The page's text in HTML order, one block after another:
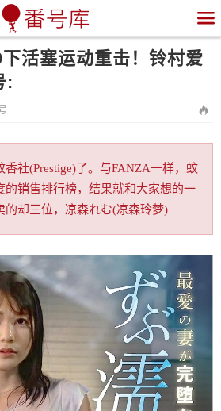

活塞运动重击！铃村爱
:

香社(Prestige)了。与FANZA一样，蚊
的销售排行榜，结果就和大家想的一
的却三位，凉森れむ(凉森玲梦)